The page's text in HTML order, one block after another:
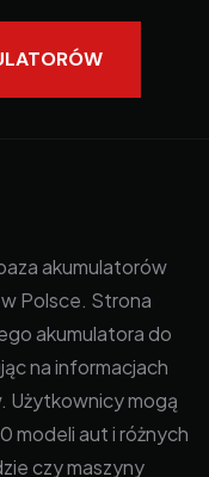
akumulatorów
Polsce. Strona
akumulatora do
na informacjach
Użytkownicy mogą
modeli aut i różnych
czy maszyny